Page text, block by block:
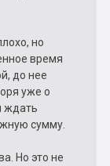
но
время
до нее
уже о
ждать
сумму.
Но это не